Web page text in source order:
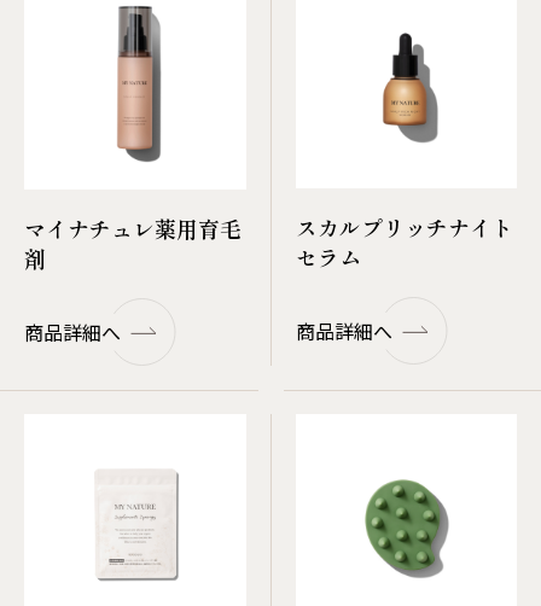
マイナチュレ薬用育毛
剤
商品詳細へ
スカルプリッチナイト
セラム
商品詳細へ